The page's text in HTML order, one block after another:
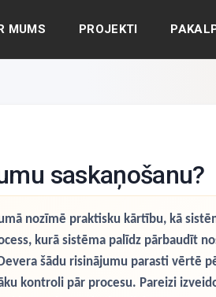
MUMS PROJEKTI
saskaņošanu?
nozīmē praktisku kārtību, kā
kurā sistēma palīdz pārbaudīt
šādu risinājumu parasti vērtē
kontroli pār procesu. Pareizi